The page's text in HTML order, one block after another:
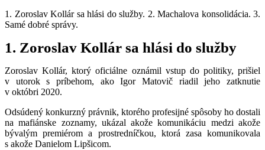
1. Zoroslav Kollár sa hlási do služby. 2. Machalova konsolidácia. 3.
Samé dobré správy.
1. Zoroslav Kollár sa hlási do služby
Zoroslav Kollár, ktorý oficiálne oznámil vstup do politiky, prišiel
v utorok s príbehom, ako Igor Matovič riadil jeho zatknutie
v októbri 2020.
Odsúdený konkurzný právnik, ktorého profesijné spôsoby ho dostali
na mafiánske zoznamy, ukázal akože komunikáciu medzi akože
bývalým premiérom a prostredníčkou, ktorá zasa komunikovala
s akože Danielom Lipšicom.